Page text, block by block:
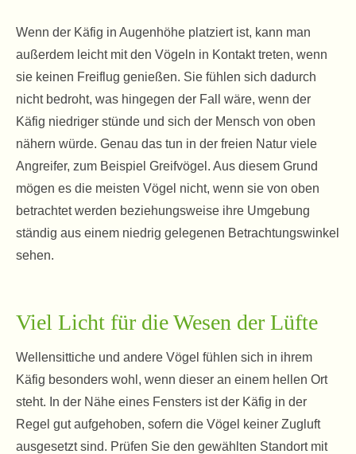
Wenn der Käfig in Augenhöhe platziert ist, kann man
außerdem leicht mit den Vögeln in Kontakt treten, wenn
sie keinen Freiflug genießen. Sie fühlen sich dadurch
nicht bedroht, was hingegen der Fall wäre, wenn der
Käfig niedriger stünde und sich der Mensch von oben
nähern würde. Genau das tun in der freien Natur viele
Angreifer, zum Beispiel Greifvögel. Aus diesem Grund
mögen es die meisten Vögel nicht, wenn sie von oben
betrachtet werden beziehungsweise ihre Umgebung
ständig aus einem niedrig gelegenen Betrachtungswinkel
sehen.
Viel Licht für die Wesen der Lüfte
Wellensittiche und andere Vögel fühlen sich in ihrem
Käfig besonders wohl, wenn dieser an einem hellen Ort
steht. In der Nähe eines Fensters ist der Käfig in der
Regel gut aufgehoben, sofern die Vögel keiner Zugluft
ausgesetzt sind. Prüfen Sie den gewählten Standort mit